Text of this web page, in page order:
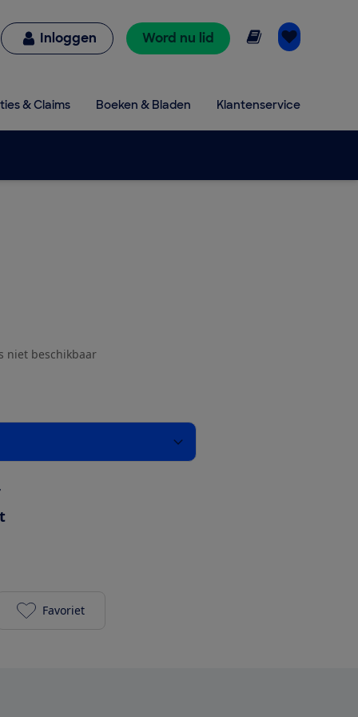
Inloggen Word nu lid Online lezen
& Claims Boeken & Bladen Klantenservice
niet beschikbaar
HP Envy 5646 toevoegen aan je favorieten
Favoriet